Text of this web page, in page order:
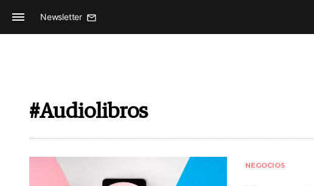
Newsletter
#Audiolibros
NEGOCIOS